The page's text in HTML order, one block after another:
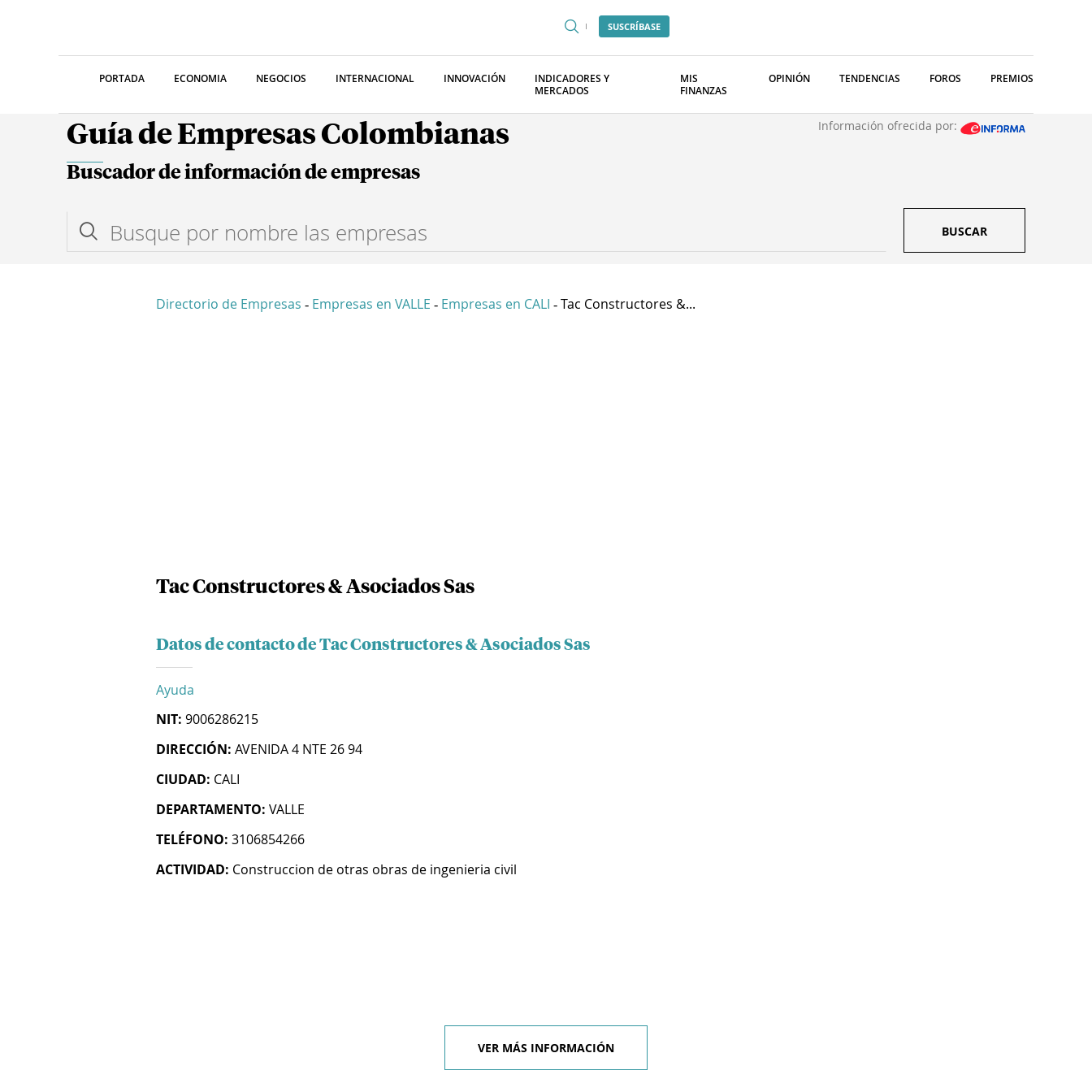
SUSCRÍBASE
PORTADA ECONOMIA NEGOCIOS INTERNACIONAL INNOVACIÓN
INDICADORES Y
MERCADOS
MIS
FINANZAS
OPINIÓN TENDENCIAS FOROS PREMIOS
Guía de Empresas Colombianas Información ofrecida por:
Buscador de información de empresas
BUSCAR
Directorio de Empresas - Empresas en VALLE - Empresas en CALI - Tac Constructores &...
Tac Constructores & Asociados Sas
Datos de contacto de Tac Constructores & Asociados Sas
Ayuda
NIT: 9006286215
DIRECCIÓN: AVENIDA 4 NTE 26 94
CIUDAD: CALI
DEPARTAMENTO: VALLE
TELÉFONO: 3106854266
ACTIVIDAD: Construccion de otras obras de ingenieria civil
VER MÁS INFORMACIÓN